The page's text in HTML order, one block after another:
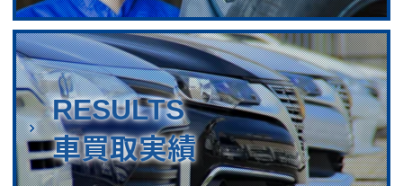
RESULTS
車買取実績